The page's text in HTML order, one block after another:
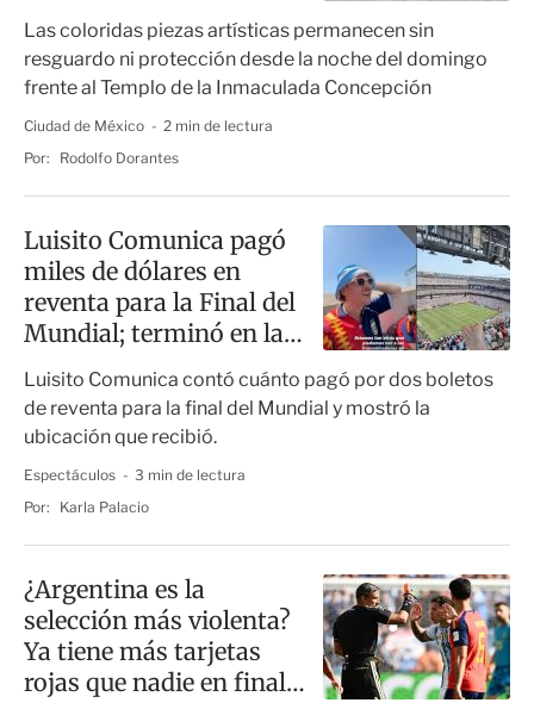
Las coloridas piezas artísticas permanecen sin
resguardo ni protección desde la noche del domingo
frente al Templo de la Inmaculada Concepción
Ciudad de México
2 min de lectura
Por:
Rodolfo Dorantes
Luisito Comunica pagó
miles de dólares en
reventa para la Final del
Mundial; terminó en la
Luisito Comunica contó cuánto pagó por dos boletos
de reventa para la final del Mundial y mostró la
ubicación que recibió.
Espectáculos
3 min de lectura
Por:
Karla Palacio
¿Argentina es la
selección más violenta?
Ya tiene más tarjetas
rojas que nadie en finales